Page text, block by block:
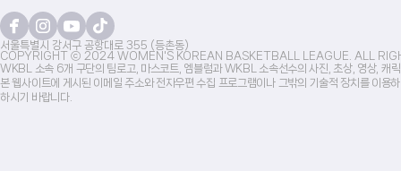
서울특별시 강서구 공항대로 355 (등촌동)
COPYRIGHT ⓒ 2024 WOMEN'S KOREAN BASKETBALL LEAGUE. ALL
WKBL 소속 6개 구단의 팀로고, 마스코트, 엠블럼과 WKBL 소속선수의 사진, 초상, 영상, 캐
본 웹사이트에 게시된 이메일 주소와 전자우편 수집 프로그램이나 그밖의 기술적 장치를 이
하시기 바랍니다.